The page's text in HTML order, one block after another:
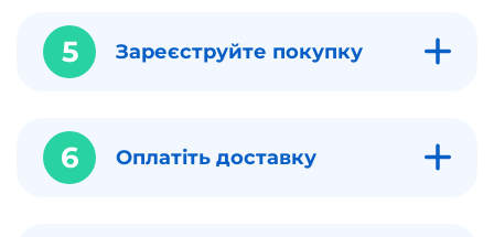
5 Зареєструйте покупку
6 Оплатіть доставку